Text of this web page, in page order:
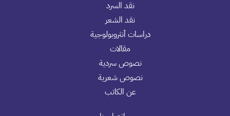
نقد السرد
نقد الشعر
دراسات أنثروبولوجية
مقالات
نصوص سردية
نصوص شعرية
عن الكاتب